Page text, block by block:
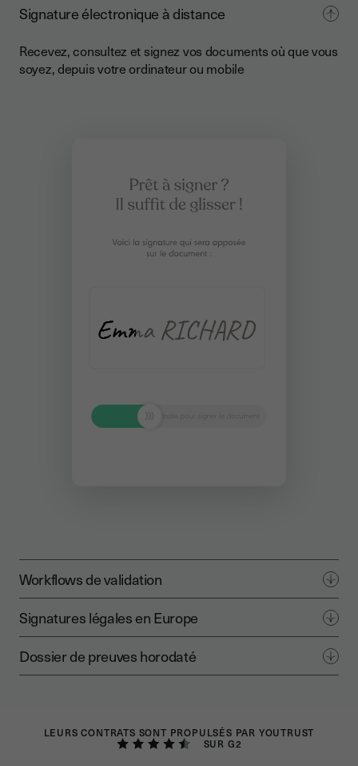
Signature électronique à distance
Recevez, consultez et signez vos documents où que vous
soyez, depuis votre ordinateur ou mobile
Workflows de validation
Signatures légales en Europe
Dossier de preuves horodaté
LEURS CONTRATS SONT PROPULSÉS PAR YOUTRUST
SUR G2